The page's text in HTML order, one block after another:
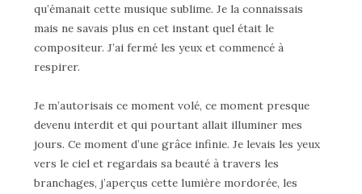
qu’émanait cette musique sublime. Je la connaissais
mais ne savais plus en cet instant quel était le
compositeur. J’ai fermé les yeux et commencé à
respirer.
Je m’autorisais ce moment volé, ce moment presque
devenu interdit et qui pourtant allait illuminer mes
jours. Ce moment d’une grâce infinie. Je levais les yeux
vers le ciel et regardais sa beauté à travers les
branchages, j’aperçus cette lumière mordorée, les